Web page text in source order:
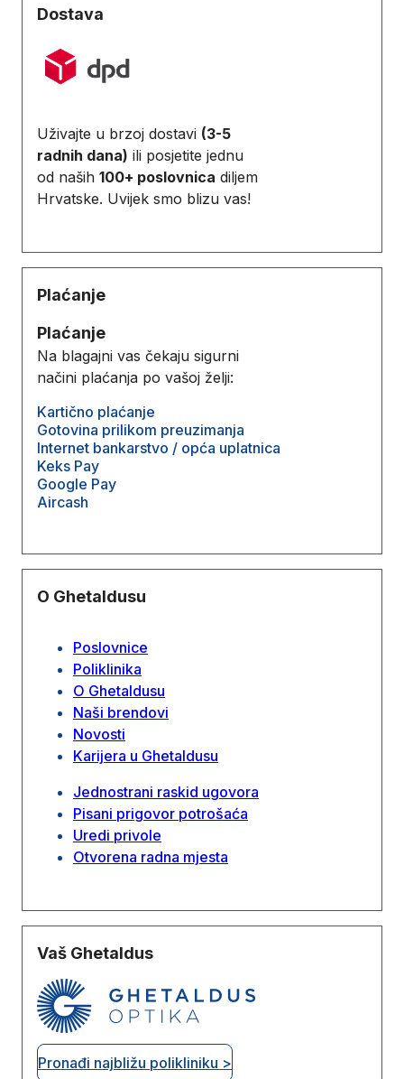
Dostava
Uživajte u brzoj dostavi (3-5
radnih dana) ili posjetite jednu
od naših 100+ poslovnica diljem
Hrvatske. Uvijek smo blizu vas!
Plaćanje
Plaćanje
Na blagajni vas čekaju sigurni
načini plaćanja po vašoj želji:
Kartično plaćanje
Gotovina prilikom preuzimanja
Internet bankarstvo / opća uplatnica
Keks Pay
Google Pay
Aircash
O Ghetaldusu
Poslovnice
Poliklinika
O Ghetaldusu
Naši brendovi
Novosti
Karijera u Ghetaldusu
Jednostrani raskid ugovora
Pisani prigovor potrošaća
Uredi privole
Otvorena radna mjesta
Vaš Ghetaldus
Pronađi najbližu polikliniku >